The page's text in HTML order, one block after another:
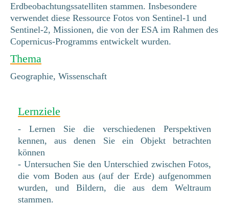
Erdbeobachtungssatelliten stammen. Insbesondere
verwendet diese Ressource Fotos von Sentinel-1 und
Sentinel-2, Missionen, die von der ESA im Rahmen des
Copernicus-Programms entwickelt wurden.
Thema
Geographie, Wissenschaft
Lernziele
- Lernen Sie die verschiedenen Perspektiven
kennen, aus denen Sie ein Objekt betrachten
können
- Untersuchen Sie den Unterschied zwischen Fotos,
die vom Boden aus (auf der Erde) aufgenommen
wurden, und Bildern, die aus dem Weltraum
stammen.